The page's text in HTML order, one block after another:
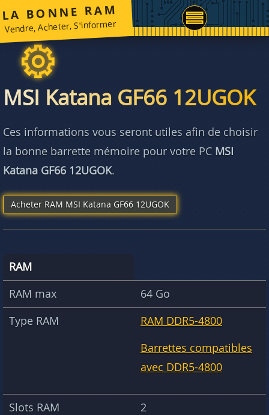
LA BONNE RAM
Vendre, Acheter, S'informer
MSI Katana GF66 12UGOK
Ces informations vous seront utiles afin de choisir
la bonne barrette mémoire pour votre PC MSI
Katana GF66 12UGOK.
Acheter RAM MSI Katana GF66 12UGOK
RAM
RAM max
64 Go
Type RAM
RAM DDR5-4800
Barrettes compatibles
avec DDR5-4800
Slots RAM
2